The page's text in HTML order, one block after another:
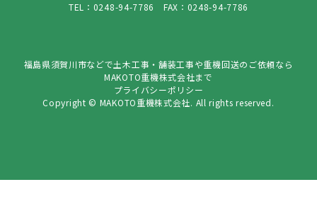
TEL：0248-94-7786 FAX：0248-94-7786
福島県須賀川市などで土木工事・舗装工事や重機回送のご依頼なら
MAKOTO重機株式会社まで
プライバシーポリシー
Copyright © MAKOTO重機株式会社. All rights reserved.